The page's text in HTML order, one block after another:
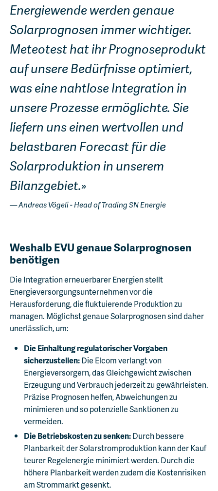
Energiewende werden genaue
Solarprognosen immer wichtiger.
Meteotest hat ihr Prognoseprodukt
auf unsere Bedürfnisse optimiert,
was eine nahtlose Integration in
unsere Prozesse ermöglichte. Sie
liefern uns einen wertvollen und
belastbaren Forecast für die
Solarproduktion in unserem
Bilanzgebiet.
Andreas Vögeli - Head of Trading SN Energie
Weshalb EVU genaue Solarprognosen
benötigen
Die Integration erneuerbarer Energien stellt
Energieversorgungsunternehmen vor die
Herausforderung, die fluktuierende Produktion zu
managen. Möglichst genaue Solarprognosen sind daher
unerlässlich, um:
Die Einhaltung regulatorischer Vorgaben
sicherzustellen:Die Elcom verlangt von
Energieversorgern, das Gleichgewicht zwischen
Erzeugung und Verbrauch jederzeit zu gewährleisten.
Präzise Prognosen helfen, Abweichungen zu
minimieren und so potenzielle Sanktionen zu
vermeiden.
Die Betriebskosten zu senken:Durch bessere
Planbarkeit der Solarstromproduktion kann der Kauf
teurer Regelenergie minimiert werden. Durch die
höhere Planbarkeit werden zudem die Kostenrisiken
am Strommarkt gesenkt.